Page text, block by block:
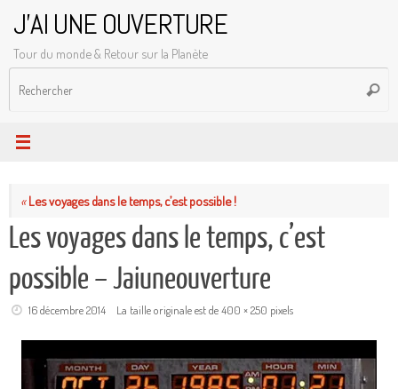
contenu
J'AI UNE OUVERTURE
Tour du monde & Retour sur la Planète
«Les voyages dans le temps, c’est possible !
Les voyages dans le temps, c’est
possible – Jaiuneouverture
16 décembre 2014 La taille originale est de400 × 250 pixels